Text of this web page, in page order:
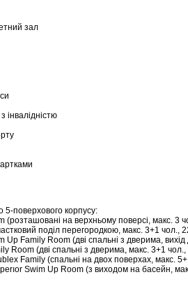
зал
інвалідністю
5-поверхового корпусу:
(розташовані на верхньому поверсі, макс. 3
поділ перегородкою, макс. 3+1 чол.,
Up Family Room (дві спальні з дверима,
Room (дві спальні з дверима, макс. 3+1
Family (спальні на двох поверхах, макс.
Swim Up Room (з виходом на басейн,